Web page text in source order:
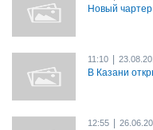
Новый чартер
11:10
В Казани
12:55